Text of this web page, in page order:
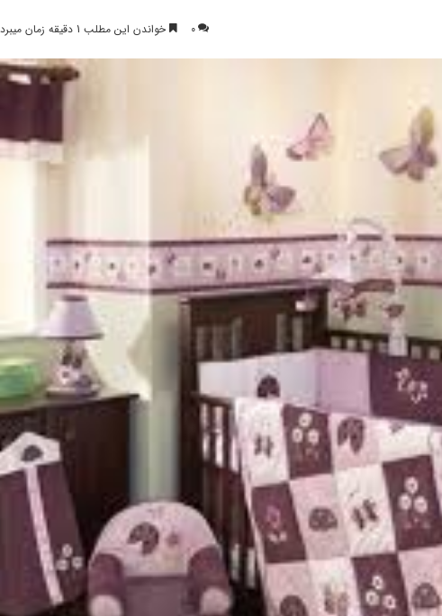
0 خواندن این مطلب 1 دقیقه زمان میبرد